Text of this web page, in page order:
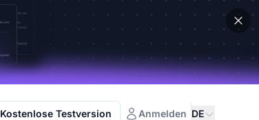
Kostenlose Testversion Anmelden DE